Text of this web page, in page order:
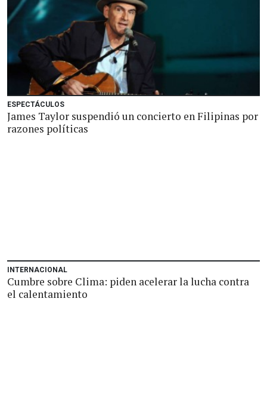
ESPECTÁCULOS
James Taylor suspendió un concierto en Filipinas por
razones políticas
INTERNACIONAL
Cumbre sobre Clima: piden acelerar la lucha contra
el calentamiento